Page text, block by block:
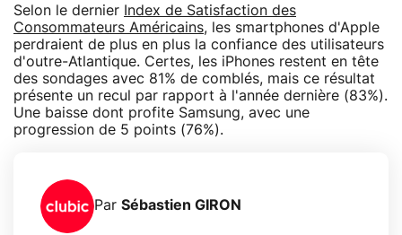
Selon le dernier
Index de Satisfaction des
Consommateurs Américains, les smartphones d'Apple
perdraient de plus en plus la confiance des utilisateurs
d'outre-Atlantique. Certes, les iPhones restent en tête
des sondages avec 81% de comblés, mais ce résultat
présente un recul par rapport à l'année dernière (83%).
Une baisse dont profite Samsung, avec une
progression de 5 points (76%).
Par Sébastien GIRON